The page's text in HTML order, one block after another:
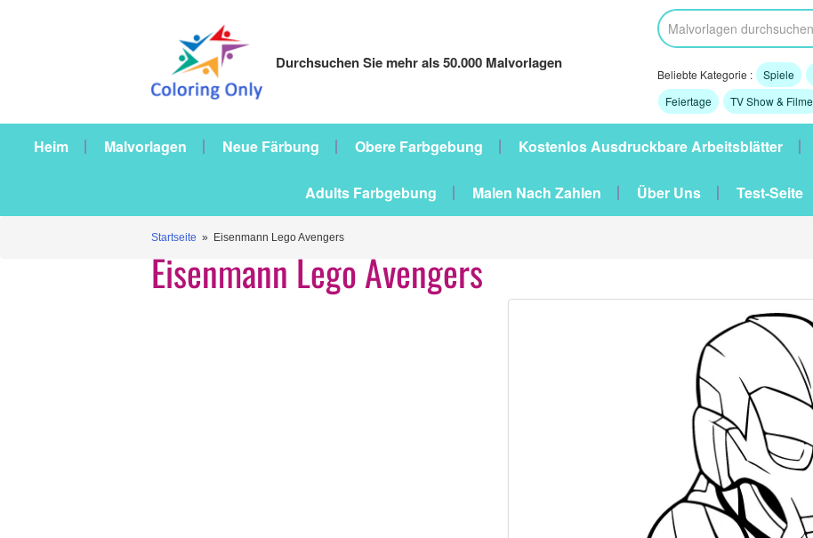
Durchsuchen Sie mehr als 50.000 Malvorlagen
Beliebte Kategorie : Spiele
Feiertage
TV Show & Filme
Heim Malvorlagen Neue Färbung Obere Farbgebung Kostenlos Ausdruckbare Arbeitsblätter
Adults Farbgebung Malen Nach Zahlen Über Uns Test-Seite
Startseite » Eisenmann Lego Avengers
Eisenmann Lego Avengers